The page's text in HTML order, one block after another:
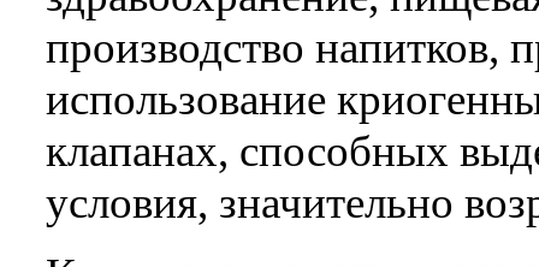
производство напитков,
использование
клапанах, способных
условия, значительно